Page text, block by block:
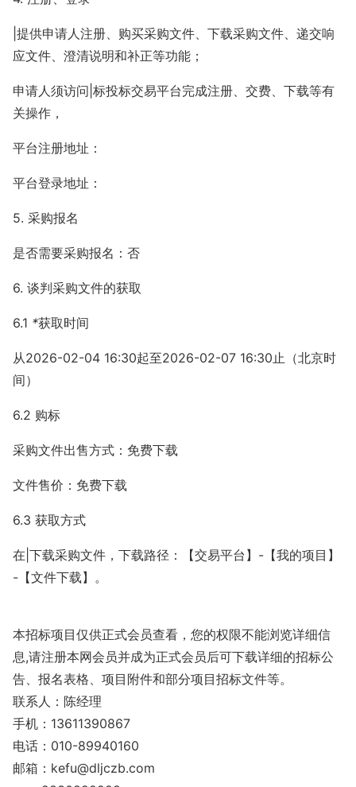
|提供申请人注册、购买采购文件、下载采购文件、递交响
应文件、澄清说明和补正等功能；
申请人须访问|标投标交易平台完成注册、交费、下载等有
关操作，
平台注册地址：
平台登录地址：
5. 采购报名
是否需要采购报名：否
6. 谈判采购文件的获取
6.1 *获取时间
从2026-02-04 16:30起至2026-02-07 16:30止（北京时
间）
6.2 购标
采购文件出售方式：免费下载
文件售价：免费下载
6.3 获取方式
在|下载采购文件，下载路径：【交易平台】-【我的项目】
-【文件下载】。
本招标项目仅供正式会员查看，您的权限不能浏览详细信
息,请注册本网会员并成为正式会员后可下载详细的招标公
告、报名表格、项目附件和部分项目招标文件等。
联系人：陈经理
手机：13611390867
电话：010-89940160
邮箱： kefu@dljczb.com